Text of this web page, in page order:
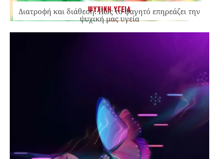
ΨΥΧΙΚΗ ΥΓΕΙΑ
Διατροφή και διάθεση: Πώς το φαγητό επηρεάζει την
ψυχική μας υγεία